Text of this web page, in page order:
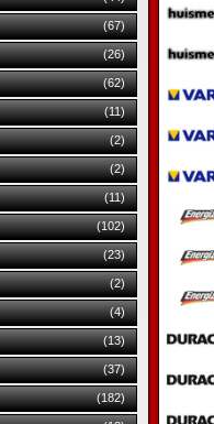
(67)
(26)
(62)
(11)
(2)
(2)
(11)
(102)
(23)
(2)
(4)
(13)
(37)
(182)